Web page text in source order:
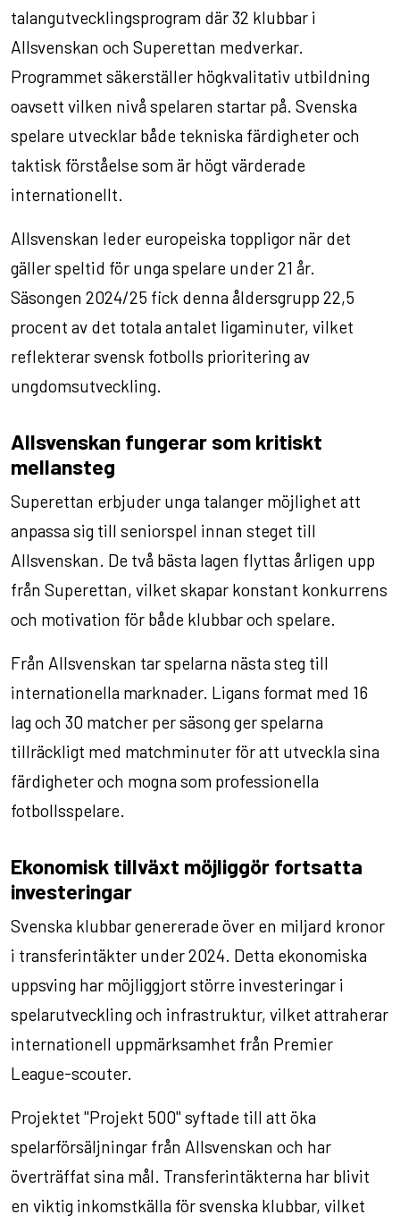
talangutvecklingsprogram där 32 klubbar i
Allsvenskan och Superettan medverkar.
Programmet säkerställer högkvalitativ utbildning
oavsett vilken nivå spelaren startar på. Svenska
spelare utvecklar både tekniska färdigheter och
taktisk förståelse som är högt värderade
internationellt.
Allsvenskan leder europeiska toppligor när det
gäller speltid för unga spelare under 21 år.
Säsongen 2024/25 fick denna åldersgrupp 22,5
procent av det totala antalet ligaminuter, vilket
reflekterar svensk fotbolls prioritering av
ungdomsutveckling.
Allsvenskan fungerar som kritiskt
mellansteg
Superettan erbjuder unga talanger möjlighet att
anpassa sig till seniorspel innan steget till
Allsvenskan. De två bästa lagen flyttas årligen upp
från Superettan, vilket skapar konstant konkurrens
och motivation för både klubbar och spelare.
Från Allsvenskan tar spelarna nästa steg till
internationella marknader. Ligans format med 16
lag och 30 matcher per säsong ger spelarna
tillräckligt med matchminuter för att utveckla sina
färdigheter och mogna som professionella
fotbollsspelare.
Ekonomisk tillväxt möjliggör fortsatta
investeringar
Svenska klubbar genererade över en miljard kronor
i transferintäkter under 2024. Detta ekonomiska
uppsving har möjliggjort större investeringar i
spelarutveckling och infrastruktur, vilket attraherar
internationell uppmärksamhet från Premier
League-scouter.
Projektet "Projekt 500" syftade till att öka
spelarförsäljningar från Allsvenskan och har
överträffat sina mål. Transferintäkterna har blivit
en viktig inkomstkälla för svenska klubbar, vilket